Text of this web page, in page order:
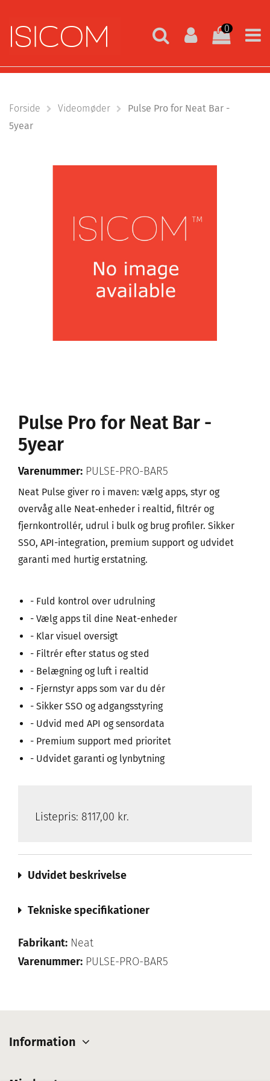
0
Forside Videomøder
Pulse Pro for Neat Bar -
5year
Pulse Pro for Neat Bar -
5year
Varenummer: PULSE-PRO-BAR5
Neat Pulse giver ro i maven: vælg apps, styr og
overvåg alle Neat‑enheder i realtid, filtrér og
fjernkontrollér, udrul i bulk og brug profiler. Sikker
SSO, API-integration, premium support og udvidet
garanti med hurtig erstatning.
- Fuld kontrol over udrulning
- Vælg apps til dine Neat-enheder
- Klar visuel oversigt
- Filtrér efter status og sted
- Belægning og luft i realtid
- Fjernstyr apps som var du dér
- Sikker SSO og adgangsstyring
- Udvid med API og sensordata
- Premium support med prioritet
- Udvidet garanti og lynbytning
Listepris: 8117,00 kr.
Udvidet beskrivelse
Tekniske specifikationer
Fabrikant: Neat
Varenummer: PULSE-PRO-BAR5
Information